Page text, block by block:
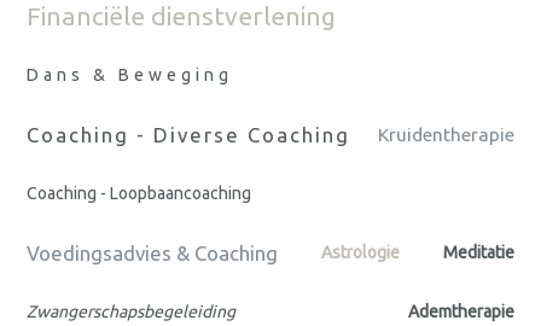
Financiële dienstverlening
Dans & Beweging
Coaching - Diverse Coaching Kruidentherapie
Coaching - Loopbaancoaching
Voedingsadvies & Coaching Astrologie Meditatie
Zwangerschapsbegeleiding Ademtherapie